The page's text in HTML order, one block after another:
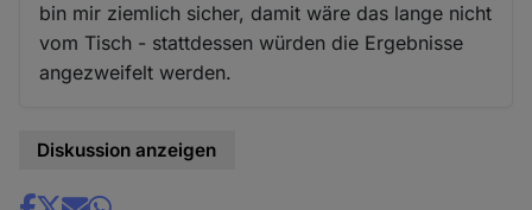
bin mir ziemlich sicher, damit wäre das lange nicht
vom Tisch - stattdessen würden die Ergebnisse
angezweifelt werden.
Diskussion anzeigen